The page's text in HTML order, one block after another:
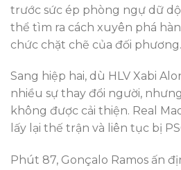
trước sức ép phòng ngự dữ
thể tìm ra cách xuyên phá
chức chặt chẽ của đối phương.
Sang hiệp hai, dù HLV Xabi
nhiều sự thay đổi người,
không được cải thiện. Real
lấy lại thế trận và liên tục bị
Phút 87, Gonçalo Ramos ấn